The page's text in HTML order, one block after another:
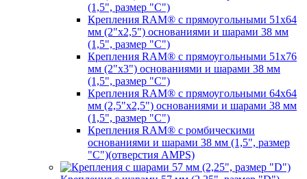
(1,5", размер "C")
Крепления RAM® с прямоугольными 51х64
мм (2"х2,5") основаниями и шарами 38 мм
(1,5", размер "C")
Крепления RAM® с прямоугольными 51х76
мм (2"х3") основаниями и шарами 38 мм
(1,5", размер "C")
Крепления RAM® с прямоугольными 64х64
мм (2,5"х2,5") основаниями и шарами 38 мм
(1,5", размер "C")
Крепления RAM® с ромбическими
основаниями и шарами 38 мм (1,5", размер
"C")(отверстия AMPS)